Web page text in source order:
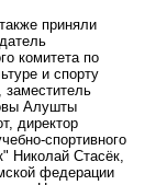
приняли
комитета по
и спорту
Алушты
директор
спортивного
Николай Стасёк,
федерации